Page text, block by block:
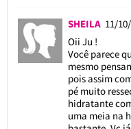
SHEILA 11/
Oii Ju !
Você parece
mesmo
pois assim
pé muito
hidratante
uma meia na